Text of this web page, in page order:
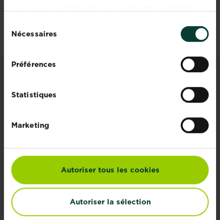
vous leur avez fournies ou qu'ils ont collectées
duNécessaires
Préférences
Statistiques
Marketing
Autoriser tous les cookies
Autoriser la sélection
S'inscrire
CONSEILS ET INSPIRATIONS
Découvrez tous les articles